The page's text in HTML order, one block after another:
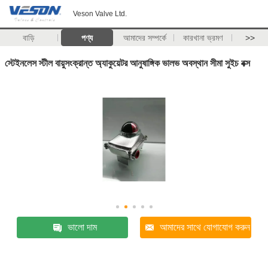
Veson Valve Ltd.
বাড়ি পণ্য আমাদের সম্পর্কে কারখানা ভ্রমণ >>
স্টেইনলেস স্টীল বায়ুসংক্রান্ত অ্যাকুয়েটর আনুষাঙ্গিক ভালভ অবস্থান সীমা সুইচ বক্স
ভালো দাম আমাদের সাথে যোগাযোগ করুন